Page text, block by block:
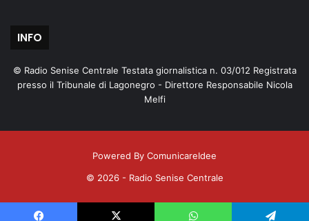
INFO
© Radio Senise Centrale Testata giornalistica n. 03/012 Registrata
presso il Tribunale di Lagonegro - Direttore Responsabile Nicola
Melfi
Powered By ComunicareIdee
© 2026 - Radio Senise Centrale